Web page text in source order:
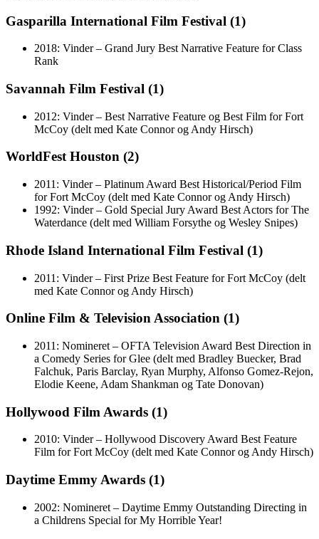
Gasparilla International Film Festival (1)
2018: Vinder – Grand Jury Best Narrative Feature for Class
Rank
Savannah Film Festival (1)
2012: Vinder – Best Narrative Feature og Best Film for Fort
McCoy (delt med Kate Connor og Andy Hirsch)
WorldFest Houston (2)
2011: Vinder – Platinum Award Best Historical/Period Film
for Fort McCoy (delt med Kate Connor og Andy Hirsch)
1992: Vinder – Gold Special Jury Award Best Actors for The
Waterdance (delt med William Forsythe og Wesley Snipes)
Rhode Island International Film Festival (1)
2011: Vinder – First Prize Best Feature for Fort McCoy (delt
med Kate Connor og Andy Hirsch)
Online Film & Television Association (1)
2011: Nomineret – OFTA Television Award Best Direction in
a Comedy Series for Glee (delt med Bradley Buecker, Brad
Falchuk, Paris Barclay, Ryan Murphy, Alfonso Gomez-Rejon,
Elodie Keene, Adam Shankman og Tate Donovan)
Hollywood Film Awards (1)
2010: Vinder – Hollywood Discovery Award Best Feature
Film for Fort McCoy (delt med Kate Connor og Andy Hirsch)
Daytime Emmy Awards (1)
2002: Nomineret – Daytime Emmy Outstanding Directing in
a Childrens Special for My Horrible Year!